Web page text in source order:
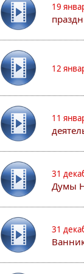
19
12
11
31
Думы
31